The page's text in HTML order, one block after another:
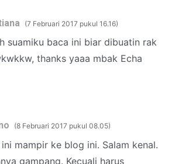
7 Februari 2017 pukul 16.16
suamiku baca ini biar dibuatin rak
thanks yaaa mbak Echa
8 Februari 2017 pukul 08.05
mampir ke blog ini. Salam kenal.
gampang. Kecuali harus